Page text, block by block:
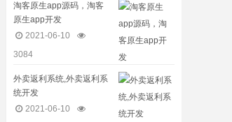
淘客原生app源码，淘客
原生app开发
2021-06-10
3084
外卖返利系统,外卖返利系
统开发
2021-06-10